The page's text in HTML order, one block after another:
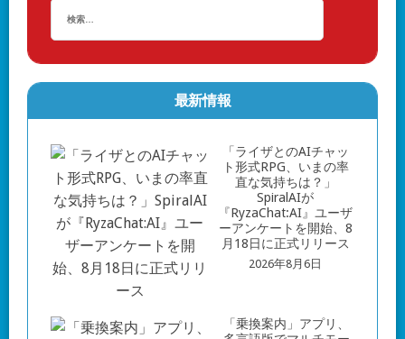
最新情報
「ライザとのAIチャッ
ト形式RPG、いまの率
直な気持ちは？」
SpiralAIが
『RyzaChat:AI』ユーザ
ーアンケートを開始、8
月18日に正式リリース
2026年8月6日
「乗換案内」アプリ、